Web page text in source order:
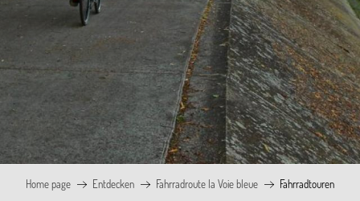
Home page Entdecken Fahrradroute la Voie bleue Fahrradtouren